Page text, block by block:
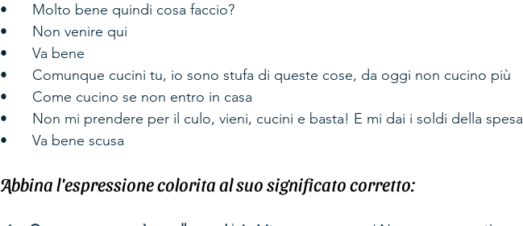
•	Molto bene quindi cosa faccio?
•	Non venire qui
•	Va bene
•	Comunque cucini tu, io sono stufa di queste cose, da oggi non cucino più
•	Come cucino se non entro in casa
•	Non mi prendere per il culo, vieni, cucini e basta! E mi dai i soldi della spesa
•	Va bene scusa
Abbina l'espressione colorita al suo significato corretto: